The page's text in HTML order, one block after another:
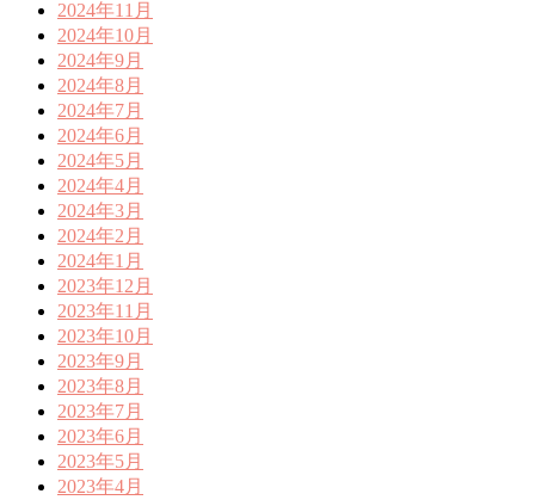
2024年11月
2024年10月
2024年9月
2024年8月
2024年7月
2024年6月
2024年5月
2024年4月
2024年3月
2024年2月
2024年1月
2023年12月
2023年11月
2023年10月
2023年9月
2023年8月
2023年7月
2023年6月
2023年5月
2023年4月